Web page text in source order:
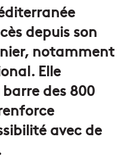
depuis son
notamment
Elle
des 800
avec de